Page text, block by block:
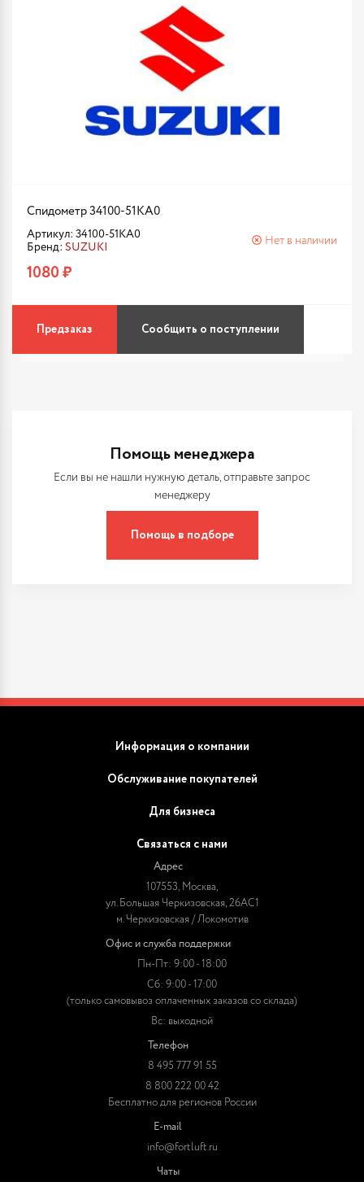
Спидометр 34100-51KA0
Артикул: 34100-51KA0
Бренд: SUZUKI
Нет в наличии
1080 ₽
Предзаказ Сообщить о поступлении
Помощь менеджера
Если вы не нашли нужную деталь, отправьте запрос
менеджеру
Помощь в подборе
Информация о компании
Обслуживание покупателей
Для бизнеса
Связаться с нами
Адрес
107553, Москва,
ул. Большая Черкизовская, 26АС1
м. Черкизовская / Локомотив
Офис и служба поддержки
Пн-Пт: 9:00 - 18:00
Сб: 9:00 - 17:00
(только самовывоз оплаченных заказов со склада)
Вс: выходной
Телефон
8 495 777 91 55
8 800 222 00 42
Бесплатно для регионов России
E-mail
info@fortluft.ru
Чаты